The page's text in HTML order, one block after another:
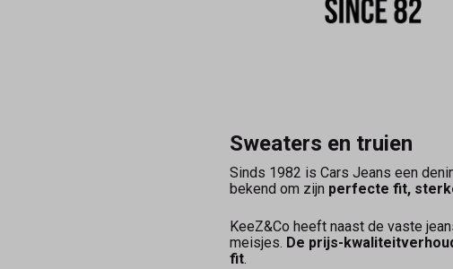
Sweaters en truien
Sinds 1982 is Cars Jeans een
bekend om zijn perfecte fit,
KeeZ&Co heeft naast de vaste
meisjes. De prijs-
fit.